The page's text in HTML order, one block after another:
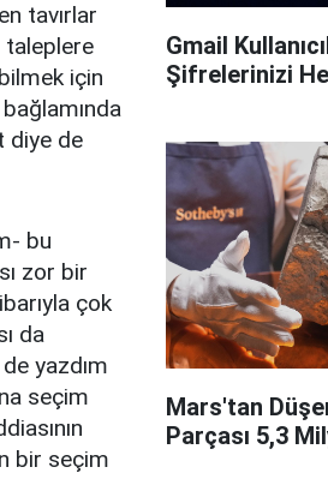
tavırlar
taleplere
için
diye de
bu
zor bir
çok
da
yazdım
seçim
bir seçim
Gmail
Şifrelerinizi
Mars'tan
Parçası 5,3